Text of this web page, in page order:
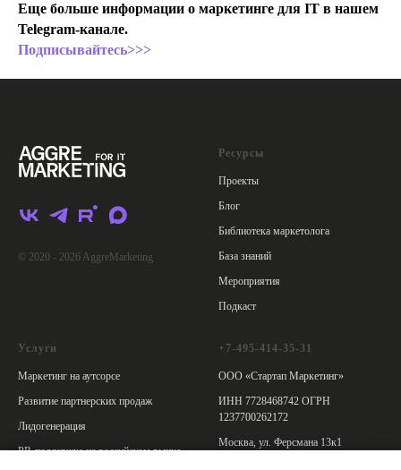
Еще больше информации о маркетинге для IT в нашем
Telegram-канале.
Подписывайтесь>>>
© 2020 - 2026 AggreMarketing
Ресурсы
Проекты
Блог
Библиотека маркетолога
База знаний
Мероприятия
Подкаст
Услуги
Маркетинг на аутсорсе
Развитие партнерских продаж
Лидогенерация
PR-поддержка на российском рынке
+7-495-414-35-31
ООО «Стартап Маркетинг»
ИНН 7728468742 ОГРН
1237700262172
Москва, ул. Ферсмана 13к1